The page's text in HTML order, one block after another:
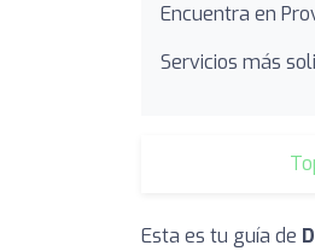
Encuentra en
Servicios más
Esta es tu guía de